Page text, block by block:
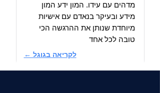
מדהים עם עידו. המון ידע המון
מידע ובעיקר בנאדם עם אישיות
מיוחדת שנותן את ההרגשה הכי
טובה לכל אחד
לקריאה בגוגל ←